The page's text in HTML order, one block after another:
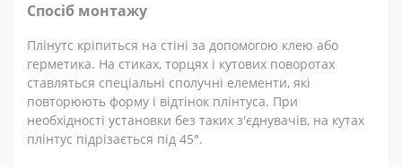
Спосіб монтажу
Плінутс кріпиться на стіні за допомогою клею або
герметика. На стиках, торцях і кутових поворотах
ставляться спеціальні сполучні елементи, які
повторюють форму і відтінок плінтуса. При
необхідності установки без таких з'єднувачів, на кутах
плінтус підрізається під 45°.